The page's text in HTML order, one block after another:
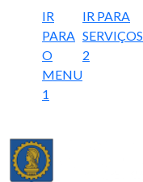
IR
PARA
O
MENU
1
IR PARA
SERVIÇOS
2